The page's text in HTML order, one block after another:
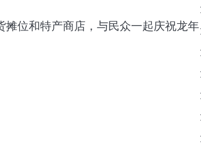
位和特产商店，与民众一起庆祝龙年